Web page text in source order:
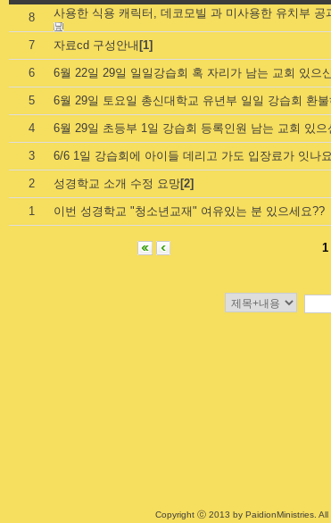
8
사용한 식용 캐릭터, 데코모빌 과 미사용한 유치부 공
7 자료cd 구성안내 [1]
6 6월 22일 29일 일일강습회 혹 자리가 남는 교회 있으
5 6월 29일 토요일 총신대학교 유년부 일일 강습회 환
4 6월 29일 초등부 1일 강습회 등록인원 남는 교회 있으
3 6/6 1일 강습회에 아이들 데리고 가도 입장료가 잇나
2 성경학교 소개 수정 요망[2]
1 이번 성경학교 "청소년교재" 여유있는 분 있으세요??
1
Copyright ⓒ 2013 by PaidionMinistries. All